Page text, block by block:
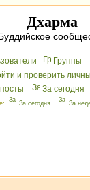
Дхарма
Группы
и проверить
За сегодня
За сегодня За